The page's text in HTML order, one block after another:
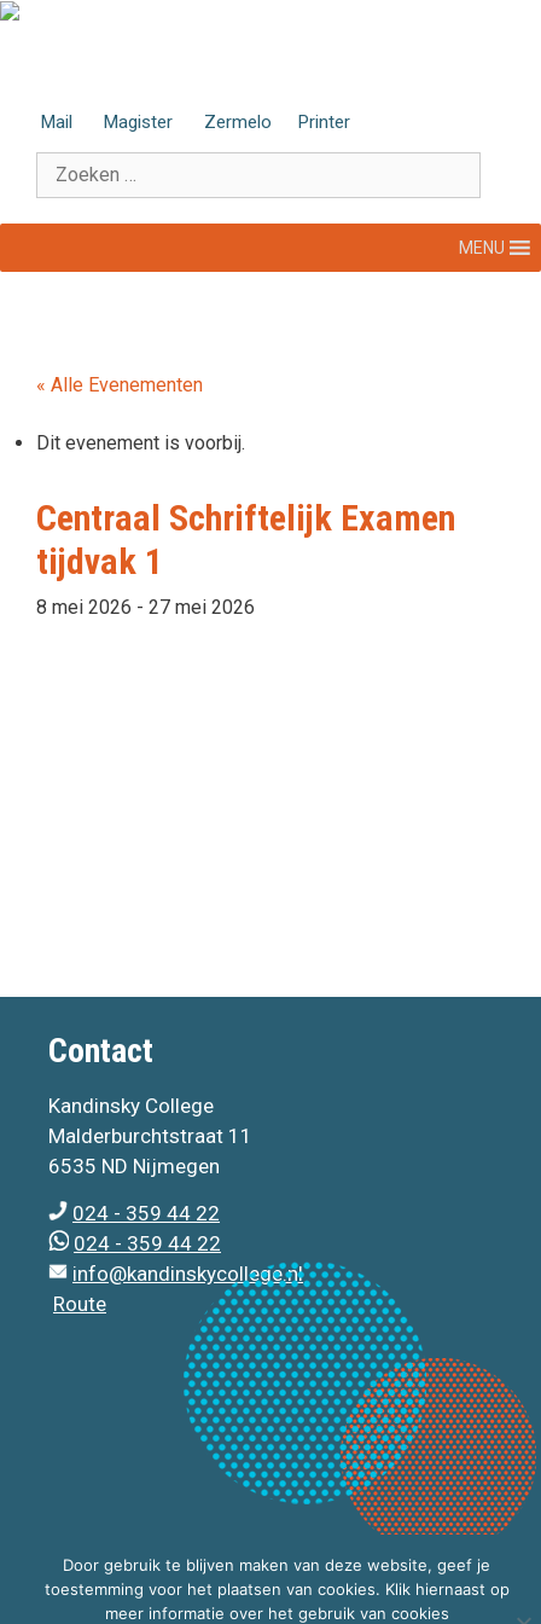
Ga
Mail Magister Zermelo Printer
Zoek
naar:
MENU
« Alle Evenementen
Dit evenement is voorbij.
Centraal Schriftelijk Examen
tijdvak 1
8 mei 2026 - 27 mei 2026
Contact
Kandinsky College
Malderburchtstraat 11
6535 ND Nijmegen
024 - 359 44 22
024 - 359 44 22
info@kandinskycollege.nl
Route
Door gebruik te blijven maken van deze website, geef je
toestemming voor het plaatsen van cookies. Klik hiernaast op
meer informatie over het gebruik van cookies